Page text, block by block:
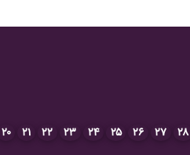
۲۰ ۲۱ ۲۲ ۲۳ ۲۴ ۲۵ ۲۶ ۲۷ ۲۸